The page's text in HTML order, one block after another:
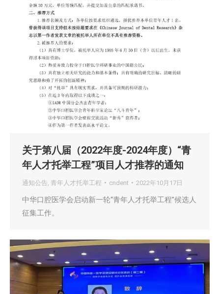
关于第八届（2022年度-2024年度）“青
年人才托举工程”项目人才推荐的通知
通知公告 青年人才托举工程 cndent 2022年10月17日
中华口腔医学会启动新一轮“青年人才托举工程”候选人
征集工作。